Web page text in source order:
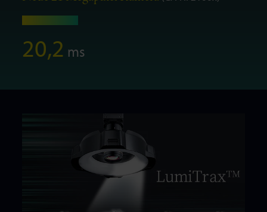
20,2 ms